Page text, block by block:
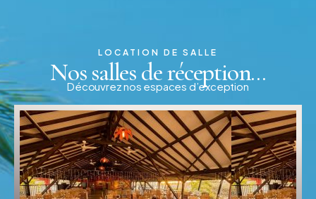
LOCATION DE SALLE
Nos salles de réception...
Découvrez nos espaces d’exception